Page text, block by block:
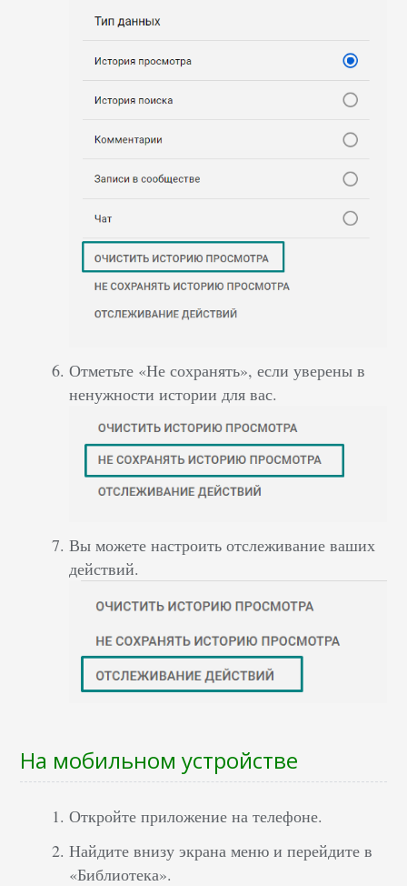
Отметьте «Не сохранять», если уверены в
ненужности истории для вас.
Вы можете настроить отслеживание ваших
действий.
На мобильном устройстве
Откройте приложение на телефоне.
Найдите внизу экрана меню и перейдите в
«Библиотека».